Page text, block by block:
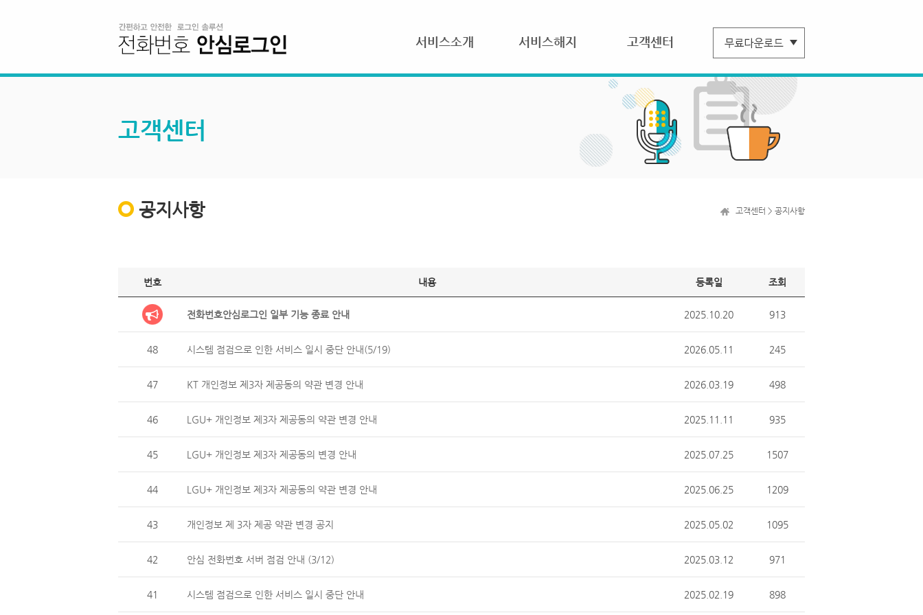
서비스소개 서비스해지 고객센터
고객센터
공지사항 고객센터 > 공지사항
번호 내용 등록일 조회
전화번호안심로그인 일부 기능 종료 안내 2025.10.20 913
48 시스템 점검으로 인한 서비스 일시 중단 안내(5/19) 2026.05.11 245
47 KT 개인정보 제3자 제공동의 약관 변경 안내 2026.03.19 498
46 LGU+ 개인정보 제3자 제공동의 약관 변경 안내 2025.11.11 935
45 LGU+ 개인정보 제3자 제공동의 변경 안내 2025.07.25 1507
44 LGU+ 개인정보 제3자 제공동의 약관 변경 안내 2025.06.25 1209
43 개인정보 제 3자 제공 약관 변경 공지 2025.05.02 1095
42 안심 전화번호 서버 점검 안내 (3/12) 2025.03.12 971
41 시스템 점검으로 인한 서비스 일시 중단 안내 2025.02.19 898